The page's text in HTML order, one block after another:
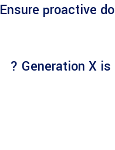
Ensure proactive
Generation X is